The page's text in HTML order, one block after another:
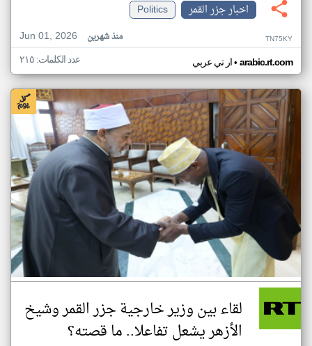
اخبار جزر القمر
Politics
Jun 01, 2026
منذ شهرين TN75KY
ار تي عربي• arabic.rt.com عدد الكلمات: ٢١٥
لقاء بين وزير خارجية جزر القمر وشيخ
الأزهر يشعل تفاعلا.. ما قصته؟